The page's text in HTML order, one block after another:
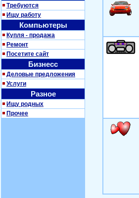
Требуются
Ищу работу
Компьютеры
Купля - продажа
Ремонт
Посетите сайт
Бизнесс
Деловые предложения
Услуги
Разное
Ищу родных
Прочее